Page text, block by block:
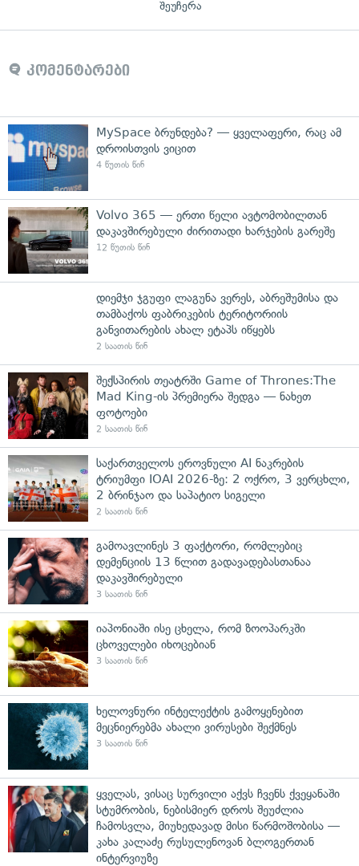
შეუჩერა
კომენტარები
MySpace ბრუნდება? — ყველაფერი, რაც ამ
დროისთვის ვიცით
4 წუთის წინ
Volvo 365 — ერთი წელი ავტომობილთან
დაკავშირებული ძირითადი ხარჯების გარეშე
12 წუთის წინ
დიემჯი ჯგუფი ლაგუნა ვერეს, აბრეშუმისა და
თამბაქოს ფაბრიკების ტერიტორიის
განვითარების ახალ ეტაპს იწყებს
2 საათის წინ
შექსპირის თეატრში Game of Thrones:The
Mad King-ის პრემიერა შედგა — ნახეთ
ფოტოები
2 საათის წინ
საქართველოს ეროვნული AI ნაკრების
ტრიუმფი IOAI 2026-ზე: 2 ოქრო, 3 ვერცხლი,
2 ბრინჯაო და საპატიო სიგელი
2 საათის წინ
გამოავლინეს 3 ფაქტორი, რომლებიც
დემენციის 13 წლით გადავადებასთანაა
დაკავშირებული
3 საათის წინ
იაპონიაში ისე ცხელა, რომ ზოოპარკში
ცხოველები იხოცებიან
3 საათის წინ
ხელოვნური ინტელექტის გამოყენებით
მეცნიერებმა ახალი ვირუსები შექმნეს
3 საათის წინ
ყველას, ვისაც სურვილი აქვს ჩვენს ქვეყანაში
სტუმრობის, ნებისმიერ დროს შეუძლია
ჩამოსვლა, მიუხედავად მისი წარმოშობისა —
კახა კალაძე რუსულენოვან ბლოგერთან
ინტერვიუზე